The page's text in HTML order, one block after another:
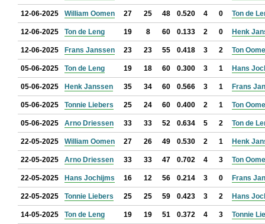
12-06-2025 William Oomen 27 25 48 0.520 4 0 Ton de
12-06-2025 Ton de Leng 19 8 60 0.133 2 0 Henk
12-06-2025 Frans Janssen 23 23 55 0.418 3 2 Ton
05-06-2025 Ton de Leng 19 18 60 0.300 3 1 Hans
05-06-2025 Henk Janssen 35 34 60 0.566 3 1 Frans
05-06-2025 Tonnie Liebers 25 24 60 0.400 2 1 Ton
05-06-2025 Arno Driessen 33 33 52 0.634 5 2 Ton de
22-05-2025 William Oomen 27 26 49 0.530 2 1 Henk
22-05-2025 Arno Driessen 33 33 47 0.702 4 3 Ton
22-05-2025 Hans Jochijms 16 12 56 0.214 3 0 Frans
22-05-2025 Tonnie Liebers 25 25 59 0.423 3 2 Hans
14-05-2025 Ton de Leng 19 19 51 0.372 4 3 Tonnie